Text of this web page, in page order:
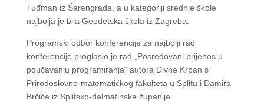
Tuđman iz Šarengrada, a u kategoriji srednje škole
najbolja je bila Geodetska škola iz Zagreba.
Programski odbor konferencije za najbolji rad
konferencije proglasio je rad „Posredovani prijenos u
poučavanju programiranja“ autora Divne Krpan s
Prirodoslovno-matematičkog fakulteta u Splitu i Damira
Brčića iz Splitsko-dalmatinske županije.